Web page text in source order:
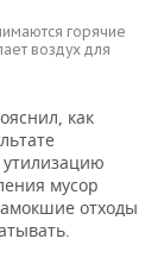
горячие
воздух для
как
утилизацию
мусор
отходы